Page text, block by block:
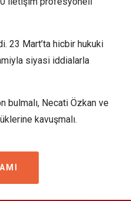
23 Mart’ta hicbir hukuki
siyasi iddialarla
bulmalı, Necati Özkan ve
kavuşmalı.